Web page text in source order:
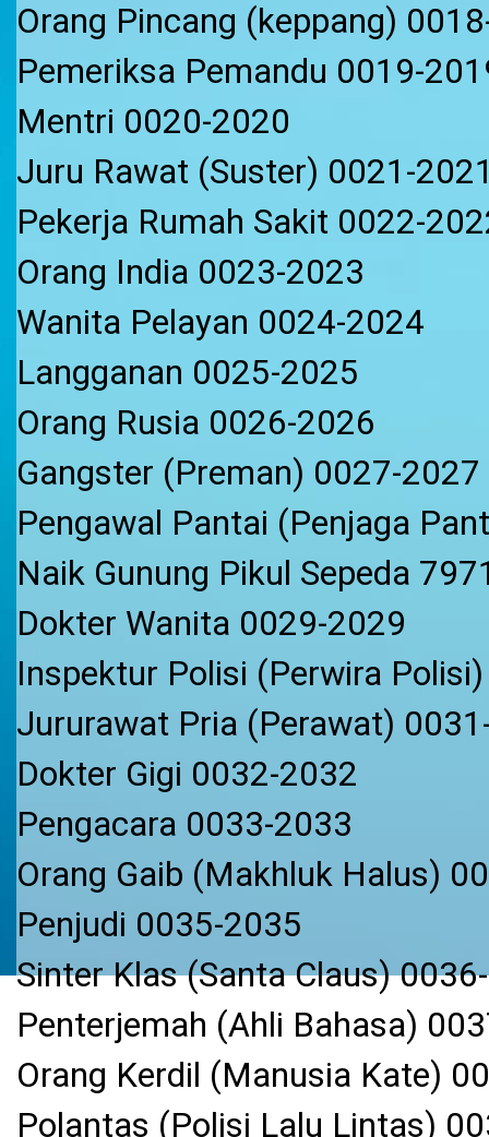
Orang Pincang (keppang)
Pemeriksa Pemandu 0019-
Mentri 0020-2020
Juru Rawat (Suster) 0021-
Pekerja Rumah Sakit 0022-
Orang India 0023-2023
Wanita Pelayan 0024-2024
Langganan 0025-2025
Orang Rusia 0026-2026
Gangster (Preman) 0027-2027
Pengawal Pantai (Penjaga
Naik Gunung Pikul Sepeda
Dokter Wanita 0029-2029
Inspektur Polisi (Perwira
Jururawat Pria (Perawat)
Dokter Gigi 0032-2032
Pengacara 0033-2033
Orang Gaib (Makhluk Halus)
Penjudi 0035-2035
Sinter Klas (Santa Claus)
Penterjemah (Ahli Bahasa)
Orang Kerdil (Manusia Kate)
Polantas (Polisi Lalu Lintas)